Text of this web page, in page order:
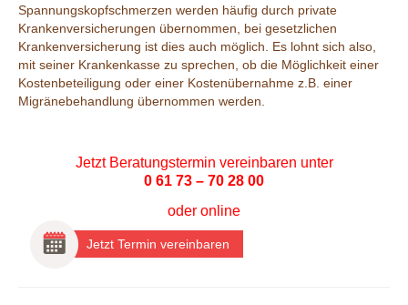
Spannungskopfschmerzen werden häufig durch private
Krankenversicherungen übernommen, bei gesetzlichen
Krankenversicherung ist dies auch möglich. Es lohnt sich also,
mit seiner Krankenkasse zu sprechen, ob die Möglichkeit einer
Kostenbeteiligung oder einer Kostenübernahme z.B. einer
Migränebehandlung übernommen werden.
Jetzt Beratungstermin vereinbaren unter
0 61 73 – 70 28 00
oder online
Jetzt Termin vereinbaren